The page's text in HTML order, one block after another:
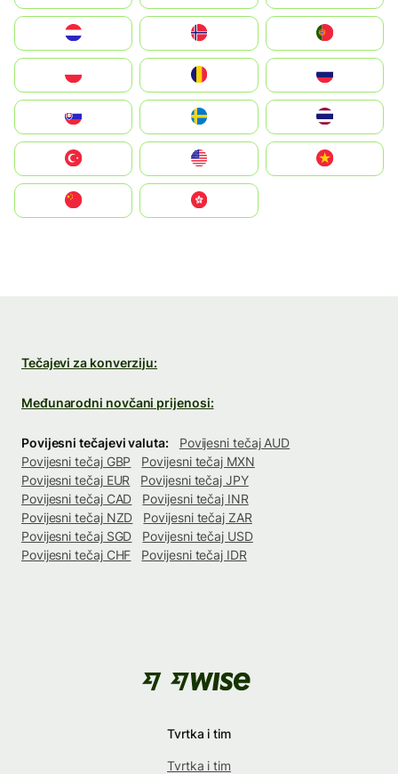
United States
中國香港特別行政區
Tečajevi za konverziju:
Međunarodni novčani prijenosi:
Povijesni tečajevi valuta:
Povijesni tečaj AUD
Povijesni tečaj GBP
Povijesni tečaj MXN
Povijesni tečaj EUR
Povijesni tečaj JPY
Povijesni tečaj CAD
Povijesni tečaj INR
Povijesni tečaj NZD
Povijesni tečaj ZAR
Povijesni tečaj SGD
Povijesni tečaj USD
Povijesni tečaj CHF
Povijesni tečaj IDR
Tvrtka i tim
Tvrtka i tim